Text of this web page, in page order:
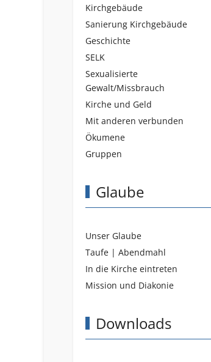
Kirchgebäude
Sanierung Kirchgebäude
Geschichte
SELK
Sexualisierte
Gewalt/Missbrauch
Kirche und Geld
Mit anderen verbunden
Ökumene
Gruppen
Glaube
Unser Glaube
Taufe | Abendmahl
In die Kirche eintreten
Mission und Diakonie
Downloads